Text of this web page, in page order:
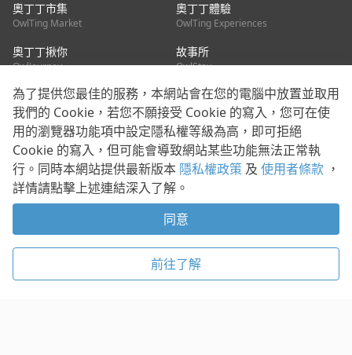
奧丁丁市集
OwlTing Market
奧丁丁體驗
OwlTing Experiences
奧丁丁揪你
OwlJourney
故事所
OwlStay
聯絡我們
客服信箱：mediapartner@owlting.com
服務信箱 / 廣告洽詢：info_owlnews@owlting.com
媒體合作 / 新聞稿提供：mediapartner@owlting.com
使用者條款 隱私權政策 Cookie 政策
為了提供您最佳的服務，本網站會在您的電腦中放置並取用
我們的 Cookie，若您不願接受 Cookie 的寫入，您可在使
用的瀏覽器功能項中設定隱私權等級為高，即可拒絕
Cookie 的寫入，但可能會導致網站某些功能無法正常執
行。同時本網站提供最新版本 隱私權政策 及 使用者條款 ，
詳情請點擊上述連結深入了解。
同意
前往了解